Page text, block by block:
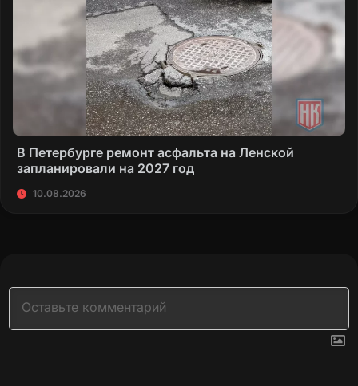
В Петербурге ремонт асфальта на Ленской
запланировали на 2027 год
10.08.2026